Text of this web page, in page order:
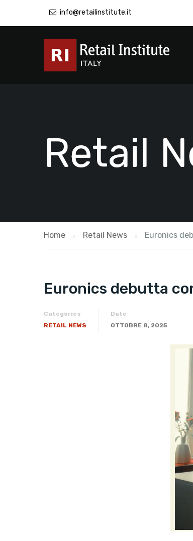
info@retailinstitute.it
Retail
Home Retail News Euronics
Euronics debutta
Categories
RETAIL NEWS
Date
OTTOBRE 8, 2025